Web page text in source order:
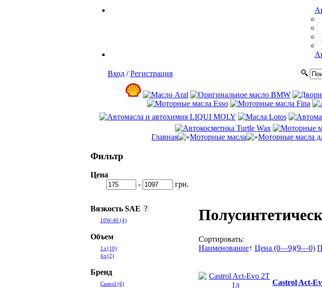
Вход /Регистрация
Главная Моторные масла Моторные масла
Фильтр
Цена
-
грн.
Вязкость SAE ?
10W-40 (4)
Объем
1л (10)
4л (2)
Бренд
Castrol (6)
Сортировать:
Наименование↑ Цена (0—9)(9—0)
Castrol Act-